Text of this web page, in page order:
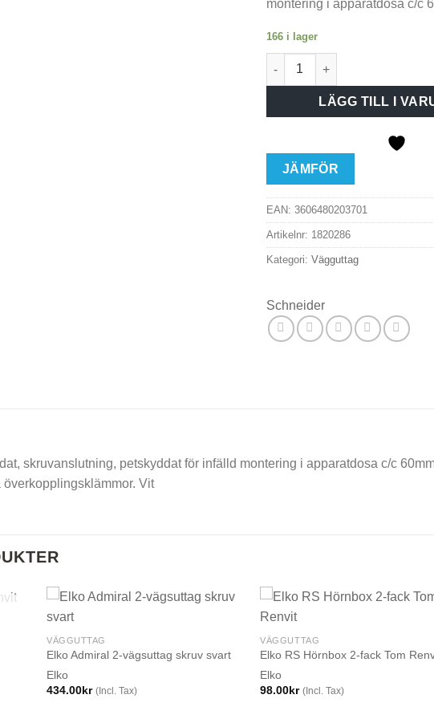
montering i apparatdosa c/c
166 i lager
Schneider Exxact Vägguttag
LÄGG TILL I
JÄMFÖR
EAN: 3606480203701
Artikelnr: 1820286
Kategori: Vägguttag
Schneider
skruvanslutning, petskyddat för infälld montering i apparatdosa c/c
Vit
VÄGGUTTAG
Elko Admiral 2-vägsuttag skruv svart
Elko
434.00kr (Incl. Tax)
VÄGGUTTAG
Elko RS Hörnbox 2-fack Tom
Elko
98.00kr (Incl. Tax)